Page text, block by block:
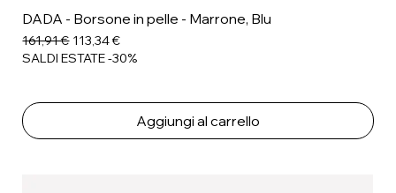
DADA - Borsone in pelle - Marrone, Blu
Prezzo regolare
161,91 € Prezzo scontato
113,34 €
SALDI ESTATE -30%
Aggiungi al carrello